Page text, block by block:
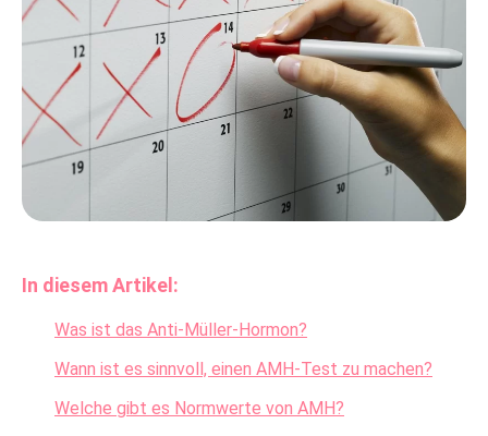
In diesem Artikel:
Was ist das Anti-Müller-Hormon?
Wann ist es sinnvoll, einen AMH-Test zu machen?
Welche gibt es Normwerte von AMH?